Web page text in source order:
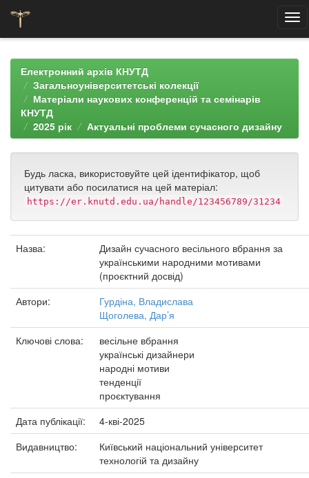
navigationЕлектронний архів КНУТД
Загальноуніверситетські колекції
Матеріали наукових конференцій та семінарів
КНУТД
2025 рік
Актуальні проблеми сучасного дизайну
Будь ласка, використовуйте цей ідентифікатор, щоб
цитувати або посилатися на цей матеріал:
https://er.knutd.edu.ua/handle/123456789/31234
Назва:
Дизайн сучасного весільного вбрання за
українськими народними мотивами
(проєктний досвід)
Автори:
Гурдіна, Владислава
Щоголева, Дар’я
Ключові слова:
весільне вбрання
українські дизайнери
народні мотиви
тенденції
проєктування
Дата публікації:
4-кві-2025
Видавництво:
Київський національний університет
технологій та дизайну